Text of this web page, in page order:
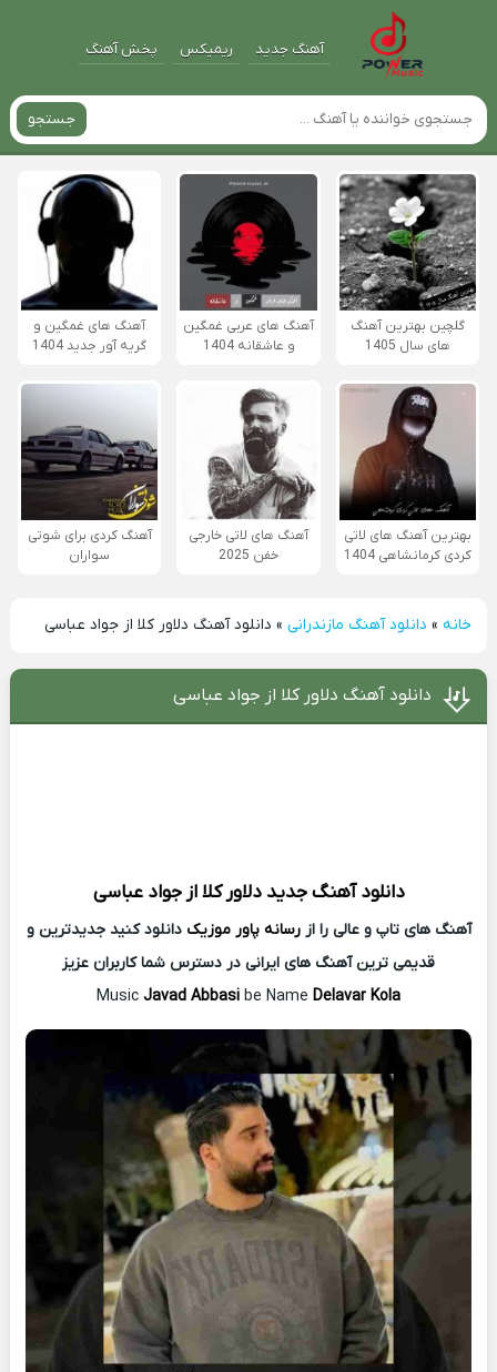
آهنگ جدید ریمیکس پخش آهنگ
جستجو
گلچین بهترین آهنگ
های سال 1405
آهنگ های عربی غمگین
و عاشقانه 1404
آهنگ های غمگین و
گریه آور جدید 1404
بهترین آهنگ های لاتی
کردی کرمانشاهی 1404
آهنگ های لاتی خارجی
خفن 2025
آهنگ کردی برای شوتی
سواران
خانه» دانلود آهنگ مازندرانی» دانلود آهنگ دلاور کلا از جواد عباسی
دانلود آهنگ دلاور کلا از جواد عباسی
دانلود آهنگ جدید دلاور کلا ازجواد عباسی
آهنگ های تاپ و عالی را ازرسانه پاور موزیک دانلود کنید جدیدترین و
قدیمی ترین آهنگ های ایرانی در دسترس شما کاربران عزیز
Music Javad Abbasi be Name Delavar Kola